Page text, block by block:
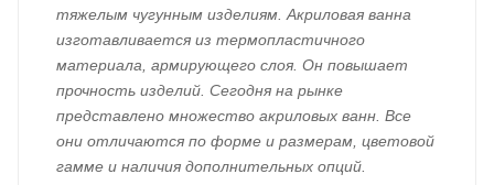
тяжелым чугунным изделиям. Акриловая ванна
изготавливается из термопластичного
материала, армирующего слоя. Он повышает
прочность изделий. Сегодня на рынке
представлено множество акриловых ванн. Все
они отличаются по форме и размерам, цветовой
гамме и наличия дополнительных опций.